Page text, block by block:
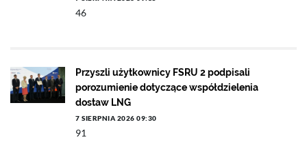
46
Przyszli użytkownicy FSRU 2 podpisali
porozumienie dotyczące współdzielenia
dostaw LNG
7 SIERPNIA 2026 09:30
91